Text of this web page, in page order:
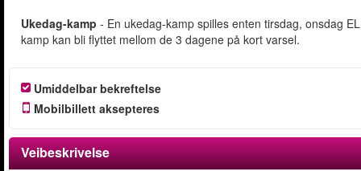
Ukedag-kamp - En ukedag-kamp spilles enten tirsdag, onsdag
kamp kan bli flyttet mellom de 3 dagene på kort varsel.
Umiddelbar bekreftelse
Mobilbillett aksepteres
Veibeskrivelse